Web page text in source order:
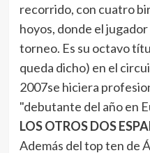
recorrido, con cuatro
hoyos, donde el
torneo. Es su octavo
queda dicho) en el
2007se hiciera
"debutante del año en
LOS OTROS DOS
Además del top ten de